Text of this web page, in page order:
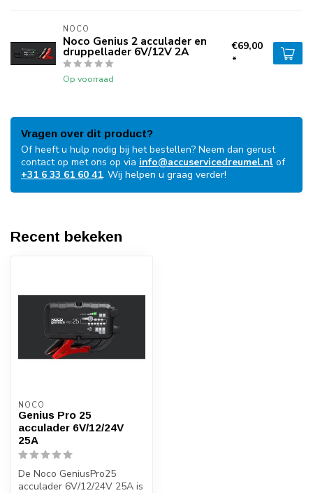
NOCO
Noco Genius 2 acculader en
druppellader 6V/12V 2A
Op voorraad
€69,00
*
Vragen over dit product?
Of heeft u hulp nodig bij het bestellen? Neem dan gerust
contact op met ons op via info@accuservicedreumel.nl of
+31 6 33 61 60 41. Wij helpen u graag verder!
Recent bekeken
NOCO
Genius Pro 25
acculader 6V/12/24V
25A
De Noco GeniusPro25
acculader 6V/12/24V 25A is